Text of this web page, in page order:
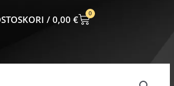
0,00 €
0
CART